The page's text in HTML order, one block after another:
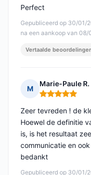
Gepubliceerd op 30/01/
na een aankoop van 08/
Perfect
Vertaalde
M
Marie-Paule R.
Opmerking: 5
Gepubliceerd op 30/01/
Zeer tevreden ! de
Hoewel de definitie
is, is het resultaat
communicatie en
bedankt